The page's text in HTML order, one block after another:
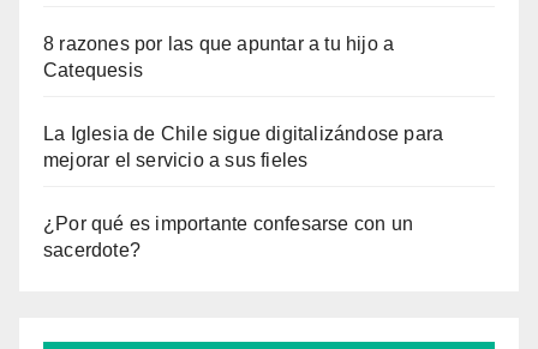
8 razones por las que apuntar a tu hijo a
Catequesis
La Iglesia de Chile sigue digitalizándose para
mejorar el servicio a sus fieles
¿Por qué es importante confesarse con un
sacerdote?